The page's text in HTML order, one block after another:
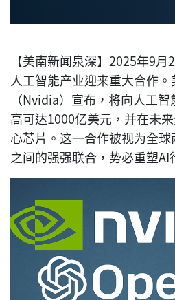
【美南新闻泉深】2025年9
人工智能产业迎来重大合作
（Nvidia）宣布，将向人工
高可达1000亿美元，并在未
心芯片。这一合作被视为全
之间的强强联合，势必重塑AI